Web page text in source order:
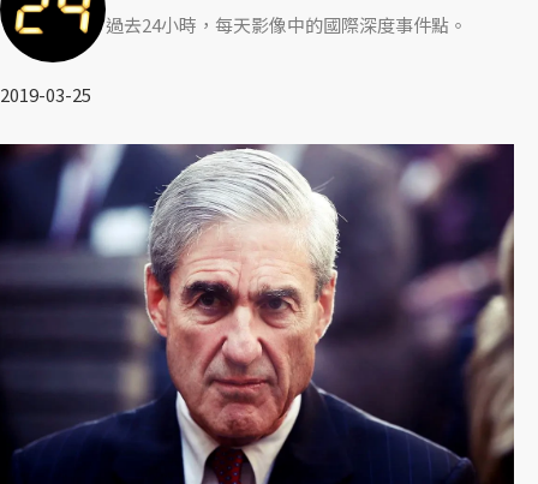
過去24小時，每天影像中的國際深度事件點。
2019-03-25